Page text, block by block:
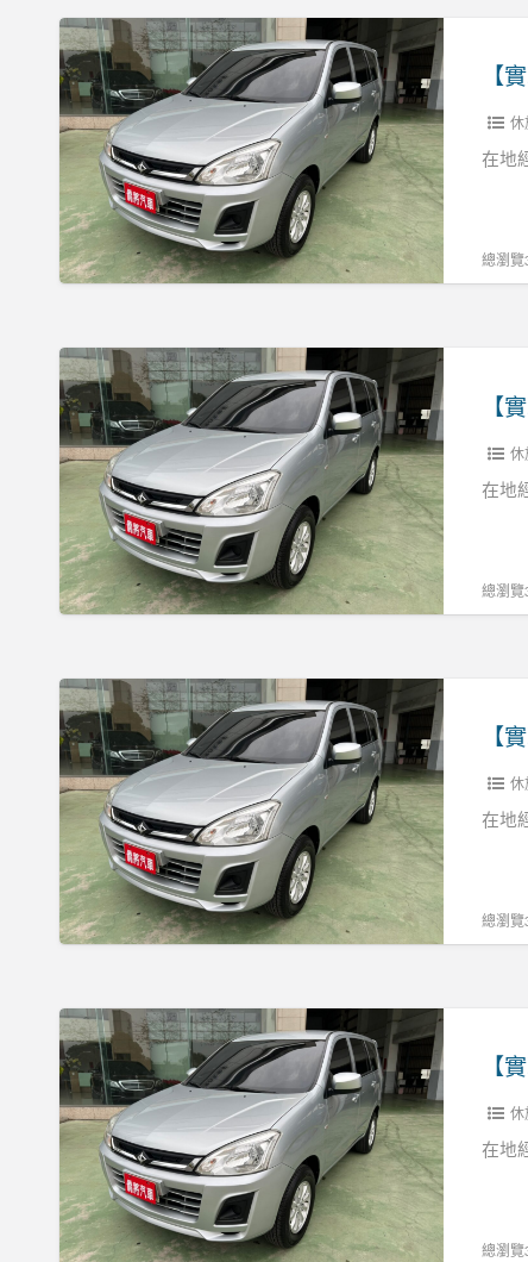
15
萬
元
喔！！！！
證
可
認
證
客
貨
兩
用
張
【實
車
實
價】
18
勁
哥
里
程
證
可
認
證
客
貨
兩
用
張
休
在地
總瀏覽
【實
車
實
價】
18
勁
哥
里
程
證
可
認
證
客
貨
兩
用
張
休
在地
總瀏覽
【實
車
實
價】
18
勁
哥
里
程
證
可
認
證
客
貨
兩
用
休
在地
總瀏覽
【實
車
實
價】
18
勁
哥
里
休
在地
總瀏覽